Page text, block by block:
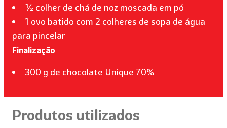
½ colher de chá de noz moscada em pó
1 ovo batido com 2 colheres de sopa de água
para pincelar
Finalização
300 g de chocolate Unique 70%
Produtos utilizados